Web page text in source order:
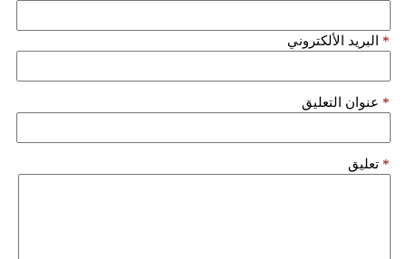
تعليم
البريد الألكتروني *
عنوان التعليق *
تعليق *